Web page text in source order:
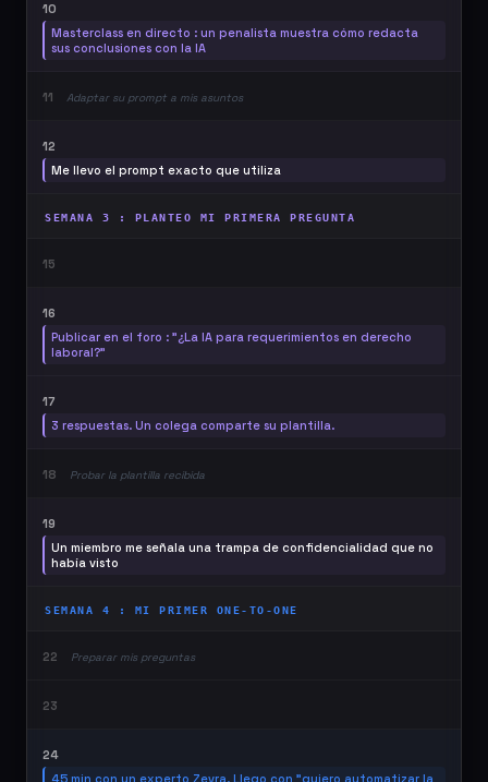
10
Masterclass en directo : un penalista muestra cómo redacta
sus conclusiones con la IA
11 Adaptar su prompt a mis asuntos
12
Me llevo el prompt exacto que utiliza
SEMANA 3 : PLANTEO MI PRIMERA PREGUNTA
15
16
Publicar en el foro : "¿La IA para requerimientos en derecho
laboral?"
17
3 respuestas. Un colega comparte su plantilla.
18 Probar la plantilla recibida
19
Un miembro me señala una trampa de confidencialidad que no
había visto
SEMANA 4 : MI PRIMER ONE-TO-ONE
22 Preparar mis preguntas
23
24
45 min con un experto Zevra. Llego con "quiero automatizar la